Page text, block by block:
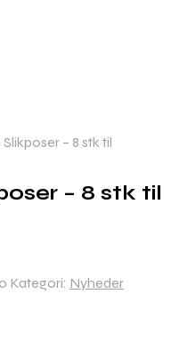
– 8 stk til
– 8 stk til
Kategori: Nyheder